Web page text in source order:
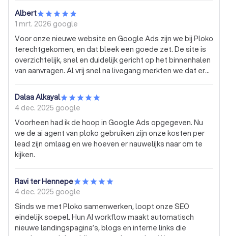
offerteaanvragen binnenkwamen. Wat we sterk vinden
aan Ploko is de combinatie van goed webdesign, slimme
AI-oplossingen en Google Ads. Alles is zo ingericht dat
potentiële klanten ons snel vinden en direct contact
opnemen, zonder dat wij daar zelf veel tijd in hoeven te
steken. Voor ons werkt het gewoon: een duidelijke
website, betere zichtbaarheid in Google en meer
dakdekkersbedrijf nodig hebt.
Albert
1 mrt. 2026 google
Voor onze nieuwe website en Google Ads zijn we bij Ploko
terechtgekomen, en dat bleek een goede zet. De site is
overzichtelijk, snel en duidelijk gericht op het binnenhalen
van aanvragen. Al vrij snel na livegang merkten we dat er
Wat het verschil maakt, is de manier van samenwerken.
Het contact is persoonlijk en direct, en er wordt echt met
je meegedacht. Geen standaardverhaal, maar
oplossingen die passen bij je bedrijf en je doelen.
Aanpassingen worden snel opgepakt en je merkt dat er
aandacht wordt besteed aan het resultaat. Door de
combinatie van een sterke website en goed ingestelde
constante stroom aan aanvragen. Gewoon een partij die
doet wat ze beloven.
Dalaa Alkayal
4 dec. 2025 google
Voorheen had ik de hoop in Google Ads opgegeven. Nu
we de ai agent van ploko gebruiken zijn onze kosten per
lead zijn omlaag en we hoeven er nauwelijks naar om te
kijken.
Ravi ter Hennepe
4 dec. 2025 google
Sinds we met Ploko samenwerken, loopt onze SEO
eindelijk soepel. Hun AI workflow maakt automatisch
nieuwe landingspagina’s, blogs en interne links die